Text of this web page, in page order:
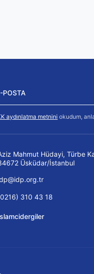
aydınlatma metnini okudum,
Mahmut Hüdayi, Türbe
Üsküdar/İstanbul
310 43 18